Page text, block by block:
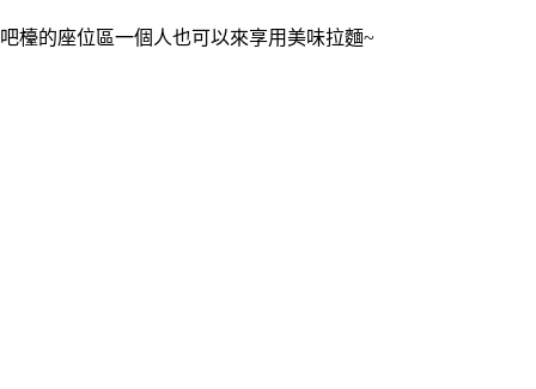
吧檯的座位區一個人也可以來享用美味拉麵~